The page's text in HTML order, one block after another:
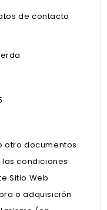
de contacto
otro documentos
condiciones
Sitio Web
o adquisición